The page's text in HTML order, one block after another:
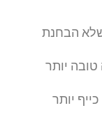
הבחנת
יותר
יותר